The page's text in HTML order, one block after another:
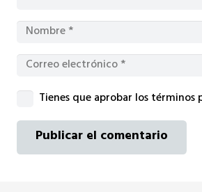
Tienes que aprobar los términos
Publicar el comentario